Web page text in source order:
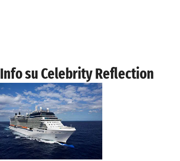
Info su Celebrity Reflection